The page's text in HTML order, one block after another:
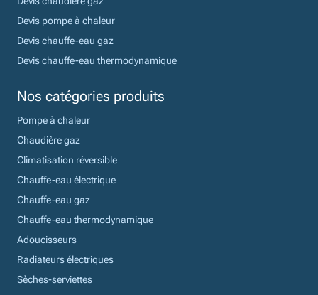
Devis pompe à chaleur
Devis chauffe-eau gaz
Devis chauffe-eau thermodynamique
Nos catégories produits
Pompe à chaleur
Chaudière gaz
Climatisation réversible
Chauffe-eau électrique
Chauffe-eau gaz
Chauffe-eau thermodynamique
Adoucisseurs
Radiateurs électriques
Sèches-serviettes